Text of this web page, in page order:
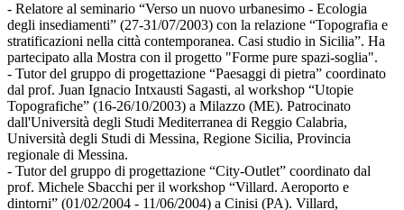
- Relatore al seminario “Verso un nuovo urbanesimo - Ecologia
degli insediamenti” (27-31/07/2003) con la relazione “Topografia e
stratificazioni nella città contemporanea. Casi studio in Sicilia”. Ha
partecipato alla Mostra con il progetto "Forme pure spazi-soglia".
- Tutor del gruppo di progettazione “Paesaggi di pietra” coordinato
dal prof. Juan Ignacio Intxausti Sagasti, al workshop “Utopie
Topografiche” (16-26/10/2003) a Milazzo (ME). Patrocinato
dall'Università degli Studi Mediterranea di Reggio Calabria,
Università degli Studi di Messina, Regione Sicilia, Provincia
regionale di Messina.
- Tutor del gruppo di progettazione “City-Outlet” coordinato dal
prof. Michele Sbacchi per il workshop “Villard. Aeroporto e
dintorni” (01/02/2004 - 11/06/2004) a Cinisi (PA). Villard,